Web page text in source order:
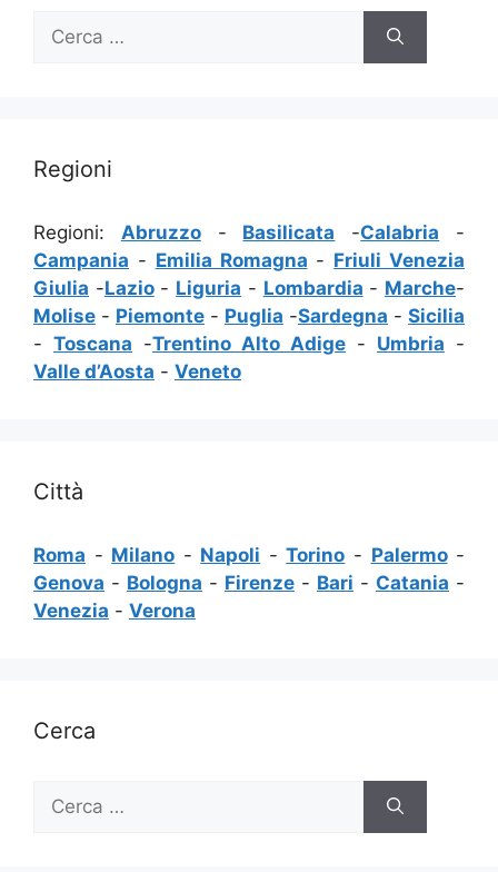
per:
Regioni
Regioni: Abruzzo- Basilicata -Calabria -
Campania - Emilia Romagna - Friuli Venezia
Giulia -Lazio- Liguria - Lombardia - Marche-
Molise - Piemonte - Puglia -Sardegna - Sicilia
- Toscana -Trentino Alto Adige - Umbria -
Valle d’Aosta - Veneto
Città
Roma - Milano - Napoli -Torino - Palermo-
Genova - Bologna - Firenze - Bari - Catania -
Venezia - Verona
Cerca
per: